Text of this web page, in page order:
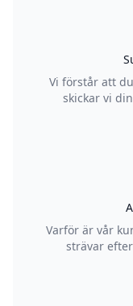
Vi förstår att
skickar vi
Varför är vår
strävar